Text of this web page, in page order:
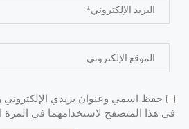
حفظ اسمي وعنوان بريدي
في هذا المتصفح لاستخدامهما في المرة